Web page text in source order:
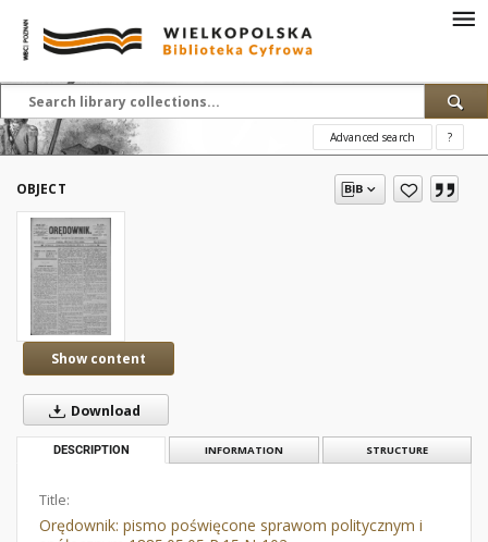
Advanced search ?
OBJECT
Show content
Download
DESCRIPTION INFORMATION STRUCTURE
Title:
Orędownik: pismo poświęcone sprawom politycznym i